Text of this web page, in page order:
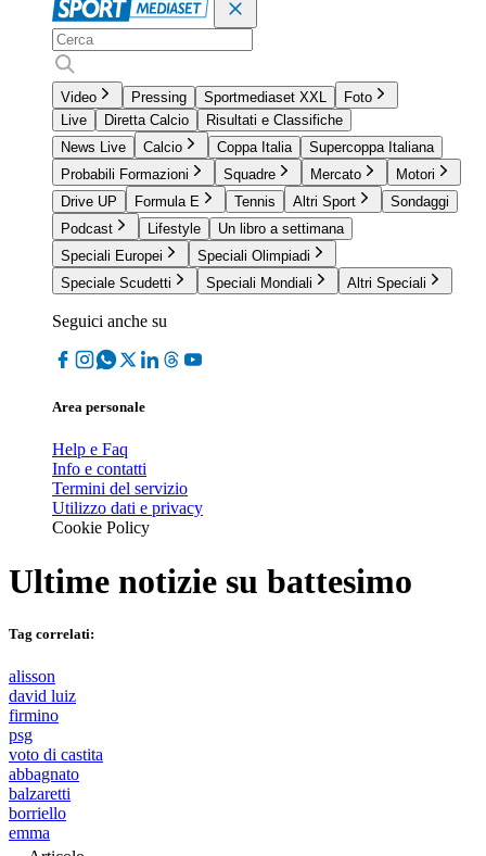
Video Pressing Sportmediaset XXL
Foto
Live
Diretta Calcio
Risultati e Classifiche
News Live
Calcio Coppa Italia
Supercoppa Italiana
Probabili Formazioni
Squadre Mercato
Motori
Drive UP
Formula E Tennis Altri Sport
Sondaggi
Podcast
Lifestyle
Un libro a settimana
Speciali Europei
Speciali Olimpiadi
Speciale Scudetti
Speciali Mondiali Altri Speciali
Seguici anche su
Area personale
Help e Faq
Info e contatti
Termini del servizio
Utilizzo dati e privacy
Cookie Policy
Ultime notizie su battesimo
Tag correlati:
alisson
david luiz
firmino
psg
voto di castita
abbagnato
balzaretti
borriello
emma